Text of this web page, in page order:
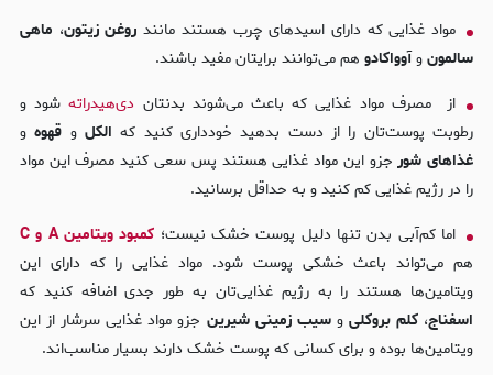
مواد غذایی که دارای اسید‌های چرب هستند مانند روغن زیتون، ماهی
سالمونوآوواکادوهم می‌توانند برایتان مفید باشند.
از مصرف مواد غذایی که باعث می‌شوند بدنتان دی‌هیدراتهشود و
رطوبت پوست‌تان را از دست بدهید خودداری کنید که الکل و قهوهو
غذاهای شورجزو این مواد غذایی هستند پس سعی کنید مصرف این مواد
را در رژیم غذایی کم کنید و به حداقل برسانید.
اما کم‌آبی بدن تنها دلیل پوست خشک نیست؛ کمبود ویتامین A و C
هم می‌تواند باعث خشکی پوست شود. مواد غذایی را که دارای این
ویتامین‌ها هستند را به رژیم غذایی‌تان به طور جدی اضافه کنید که
اسفناج، کلم بروکلی وسیب زمینی شیرین جزو مواد غذایی سرشار از این
ویتامین‌ها بوده و برای کسانی که پوست خشک دارند بسیار مناسب‌اند.